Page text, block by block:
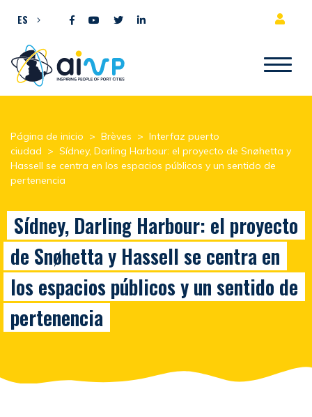
ES
Página de inicio > Brèves > Interfaz puerto
ciudad > Sídney, Darling Harbour: el proyecto de Snøhetta y
Hassell se centra en los espacios públicos y un sentido de
pertenencia
Sídney, Darling Harbour: el proyecto
de Snøhetta y Hassell se centra en
los espacios públicos y un sentido de
pertenencia